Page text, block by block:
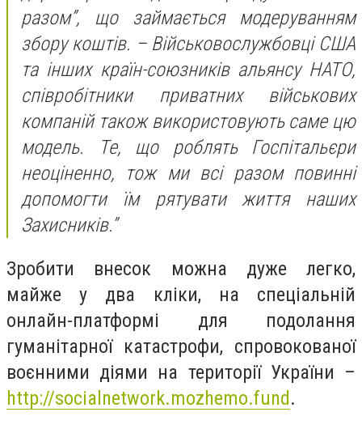
разом”, що займається модеруванням
збору коштів. – Військовослужбовці США
та інших країн-союзників альянсу НАТО,
співробітники приватних військових
компаній також використовують саме цю
модель. Те, що роблять Госпітальєри
неоціненно, тож ми всі разом повинні
допомогти їм рятувати життя наших
Захисників.”
Зробити внесок можна дуже легко,
майже у два кліки, на спеціальній
онлайн-платформі для подолання
гуманітарної катастрофи, спровокованої
воєнними діями на території України –
http://socialnetwork.mozhemo.fund.